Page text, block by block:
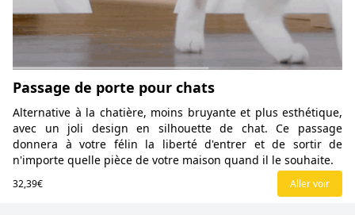
Passage de porte pour chats
Alternative à la chatière, moins bruyante et plus esthétique,
avec un joli design en silhouette de chat. Ce passage
donnera à votre félin la liberté d'entrer et de sortir de
n'importe quelle pièce de votre maison quand il le souhaite.
32,39€ Aller voir